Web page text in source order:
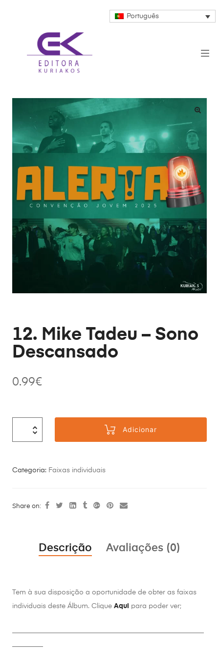
Português
12. Mike Tadeu – Sono
Descansado
0.99€
Adicionar
Categoria: Faixas individuais
Share on:
Descrição Avaliações (0)
Tem à sua disposição a oportunidade de obter as faixas
individuais deste Álbum. Clique Aqui para poder ver;